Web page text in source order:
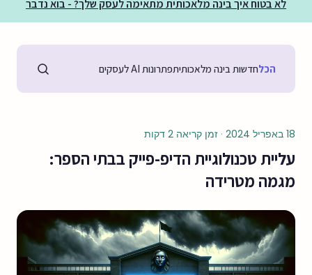
לא בטוח איך בינה מלאכותית מתאימה לעסק שלך? - בוא נדבר
הכלחדשות בינה מלאכותיתפתרונות AI לעסקים
18 באפריל 2024 · זמן קריאה 2 דקות
עליית טכנולוגיית הדיפ-פייק בבתי הספר:
מגמה מטרידה